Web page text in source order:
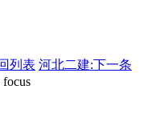
列表 河北二建:下一条